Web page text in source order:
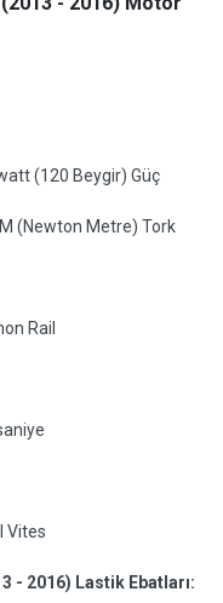
(120 Beygir) Güç
(Newton Metre) Tork
Rail
Vites
- 2016) Lastik Ebatları: